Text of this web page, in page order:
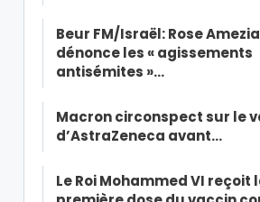
Beur FM/Israël: Rose
dénonce les « agissements
antisémites »…
Macron circonspect sur le
d’AstraZeneca avant…
Le Roi Mohammed VI reçoit